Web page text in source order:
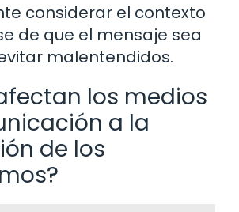
considerar el contexto
de que el mensaje sea
malentendidos.
los medios
a la
de los